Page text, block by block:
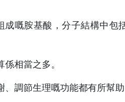
成嘅胺基酸，分子結構中包
相當之多。
調節生理嘅功能都有所幫助